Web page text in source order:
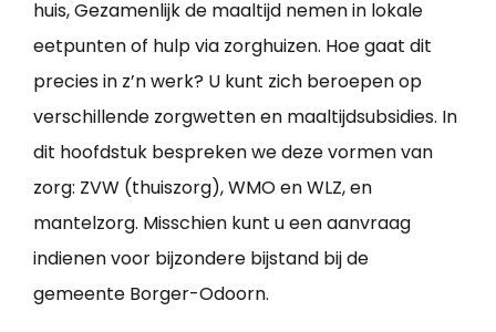
huis, Gezamenlijk de maaltijd nemen in lokale
eetpunten of hulp via zorghuizen. Hoe gaat dit
precies in z’n werk? U kunt zich beroepen op
verschillende zorgwetten en maaltijdsubsidies. In
dit hoofdstuk bespreken we deze vormen van
zorg: ZVW (thuiszorg), WMO en WLZ, en
mantelzorg. Misschien kunt u een aanvraag
indienen voor bijzondere bijstand bij de
gemeente Borger-Odoorn.